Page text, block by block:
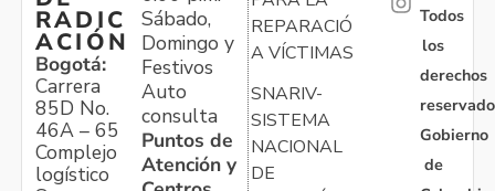
RADIC
ACIÓN
Bogotá:
Carrera
85D No.
46A – 65
Complejo
logístico
Sábado,
Domingo y
Festivos
Auto
consulta
Puntos de
Atención y
REPARACIÓN
A VÍCTIMAS
SNARIV-
SISTEMA
NACIONAL
DE
Todos
los
derechos
Gobierno
de